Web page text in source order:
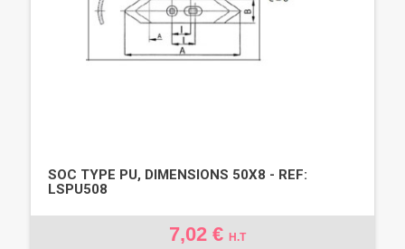
SOC TYPE PU, DIMENSIONS 50X8 - REF:
LSPU508
7,02 € H.T